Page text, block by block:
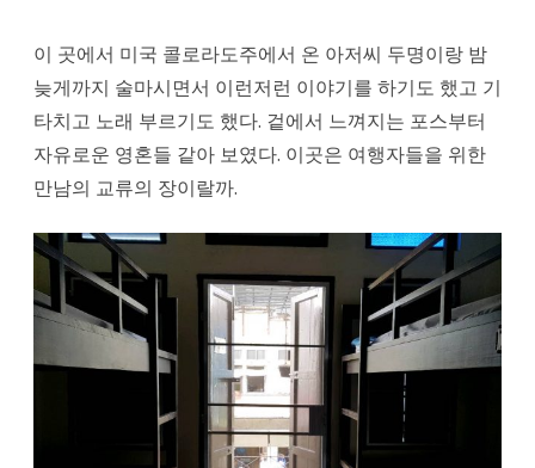
이 곳에서 미국 콜로라도주에서 온 아저씨 두명이랑 밤
늦게까지 술마시면서 이런저런 이야기를 하기도 했고 기
타치고 노래 부르기도 했다. 겉에서 느껴지는 포스부터
자유로운 영혼들 같아 보였다. 이곳은 여행자들을 위한
만남의 교류의 장이랄까.